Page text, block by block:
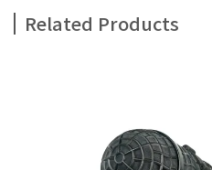
Related Products